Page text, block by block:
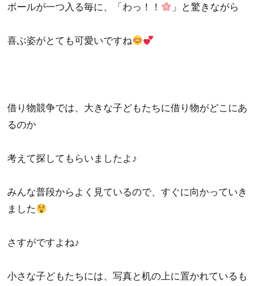
ボールが一つ入る毎に、「わっ！！ 」と驚きながら
喜ぶ姿がとても可愛いですね
借り物競争では、大きな子どもたちに借り物がどこにあ
るのか
考えて探してもらいましたよ♪
みんな普段からよく見ているので、すぐに向かっていき
ました
さすがですよね♪
小さな子どもたちには、写真と机の上に置かれているも